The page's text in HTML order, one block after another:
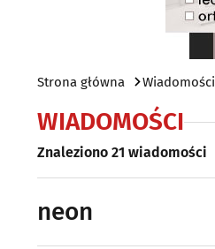
Strona główna Wiadomości
WIADOMOŚCI
Znaleziono 21 wiadomości
neon